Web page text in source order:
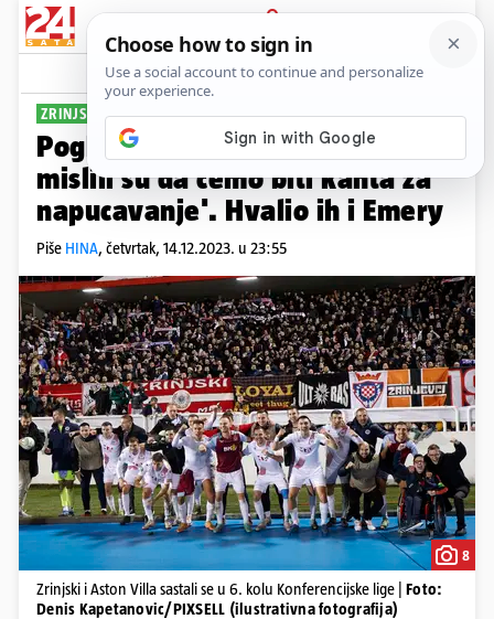
PRIJAVA
Sport Komentari
ZRINJSKI IZNENADIO ASTON VILLU
Pogledajte feštu u Mostaru: 'A
mislili su da ćemo biti kanta za
napucavanje'. Hvalio ih i Emery
Piše HINA, četvrtak, 14.12.2023. u 23:55
8
Zrinjski i Aston Villa sastali se u 6. kolu Konferencijske lige | Foto:
Denis Kapetanovic/PIXSELL (ilustrativna fotografija)